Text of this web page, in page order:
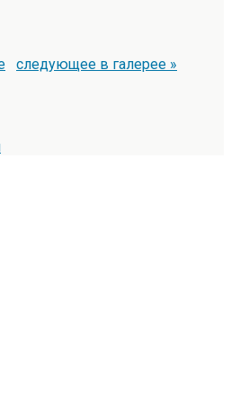
следующее в галерее »